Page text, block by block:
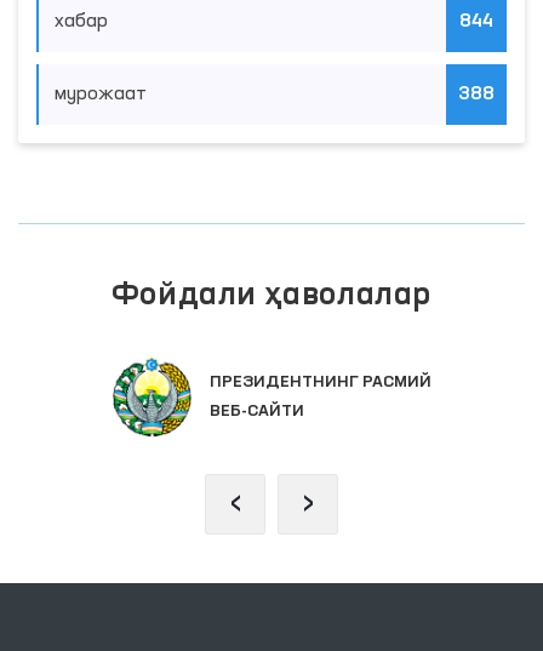
хабар 844
мурожаат 388
Фойдали ҳаволалар
ПРЕЗИДЕНТНИНГ РАСМИЙ
ВЕБ-САЙТИ
‹ ›